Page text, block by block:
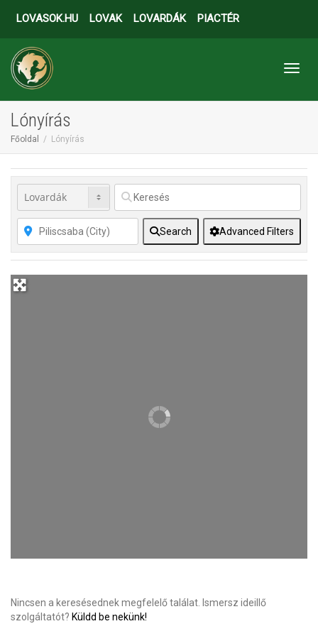
LOVASOK.HU LOVAK LOVARDÁK PIACTÉR
Lónyírás
Főoldal Lónyírás
Search Advanced Filters
Nincsen a keresésednek megfelelő találat. Ismersz ideillő
szolgáltatót? Küldd be nekünk!